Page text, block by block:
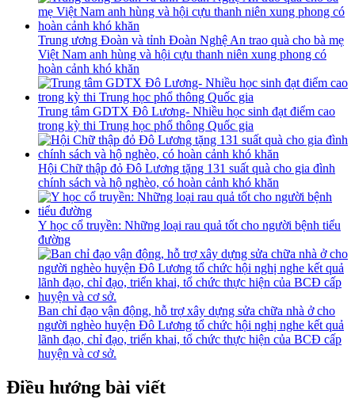
Trung ương Đoàn và tỉnh Đoàn Nghệ An trao quà cho bà mẹ
Việt Nam anh hùng và hội cựu thanh niên xung phong có
hoàn cảnh khó khăn
Trung tâm GDTX Đô Lương- Nhiều học sinh đạt điểm cao
trong kỳ thi Trung học phổ thông Quốc gia
Hội Chữ thập đỏ Đô Lương tặng 131 suất quà cho gia đình
chính sách và hộ nghèo, có hoàn cảnh khó khăn
Y học cổ truyền: Những loại rau quả tốt cho người bệnh tiểu
đường
Ban chỉ đạo vận động, hỗ trợ xây dựng sửa chữa nhà ở cho
người nghèo huyện Đô Lương tổ chức hội nghị nghe kết quả
lãnh đạo, chỉ đạo, triển khai, tổ chức thực hiện của BCĐ cấp
huyện và cơ sở.
Điều hướng bài viết